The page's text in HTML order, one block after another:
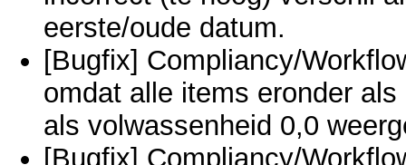
eerste/oude datum.
[Bugfix] Compliancy/
omdat alle items eronder
als volwassenheid 0,0
[Bugfix] Compliancy/